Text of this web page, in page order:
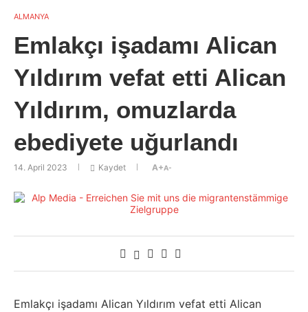
ALMANYA
Emlakçı işadamı Alican
Yıldırım vefat etti Alican
Yıldırım, omuzlarda
ebediyete uğurlandı
14. April 2023 Kaydet A+A-
Emlakçı işadamı Alican Yıldırım vefat etti Alican